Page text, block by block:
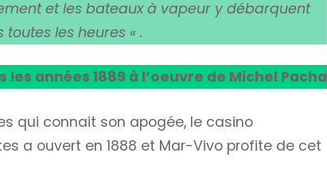
et les bateaux à vapeur y débarquent
les heures « .
les années 1889 à l’oeuvre de Michel Pacha
qui connait son apogée, le casino
a ouvert en 1888 et Mar-Vivo profite de cet